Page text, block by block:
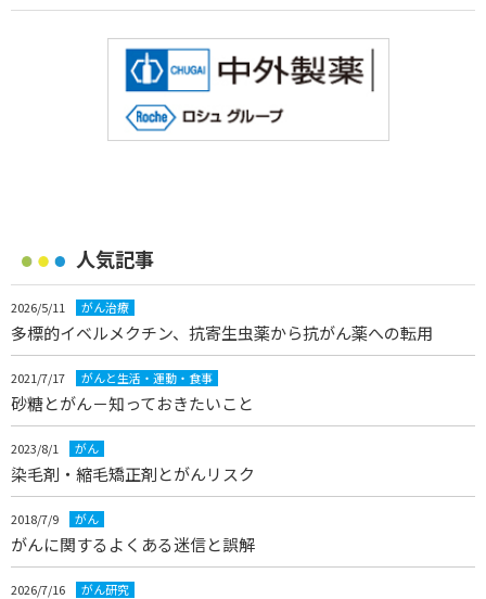
人気記事
2026/5/11 がん治療
多標的イベルメクチン、抗寄生虫薬から抗がん薬への転用
2021/7/17 がんと生活・運動・食事
砂糖とがん－知っておきたいこと
2023/8/1 がん
染毛剤・縮毛矯正剤とがんリスク
2018/7/9 がん
がんに関するよくある迷信と誤解
2026/7/16 がん研究